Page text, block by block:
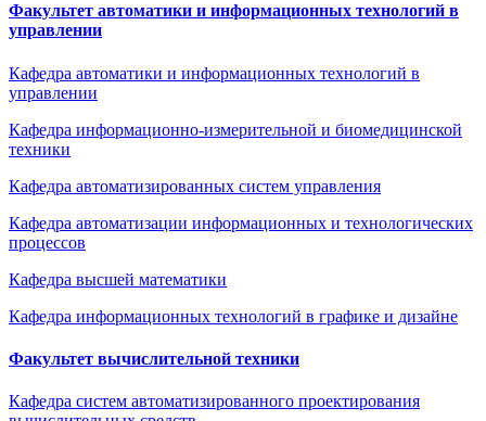
Факультет автоматики и информационных технологий в
управлении
Кафедра автоматики и информационных технологий в
управлении
Кафедра информационно-измерительной и биомедицинской
техники
Кафедра автоматизированных систем управления
Кафедра автоматизации информационных и технологических
процессов
Кафедра высшей математики
Кафедра информационных технологий в графике и дизайне
Факультет вычислительной техники
Кафедра систем автоматизированного проектирования